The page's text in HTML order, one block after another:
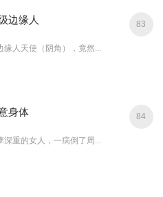
边缘人
人天使（阴角），竟然...
83
身体
重的女人，一病倒了周...
84